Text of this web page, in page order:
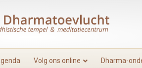
Volg ons online Dharma-